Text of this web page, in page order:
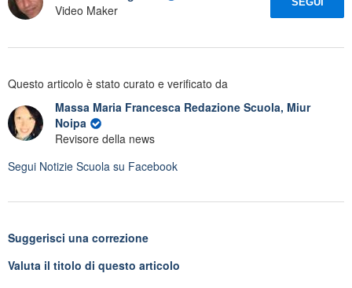
Video Maker
Questo articolo è stato curato e verificato da
Massa Maria Francesca Redazione Scuola, Miur
Noipa
Revisore della news
Segui Notizie Scuola su Facebook
Suggerisci una correzione
Valuta il titolo di questo articolo